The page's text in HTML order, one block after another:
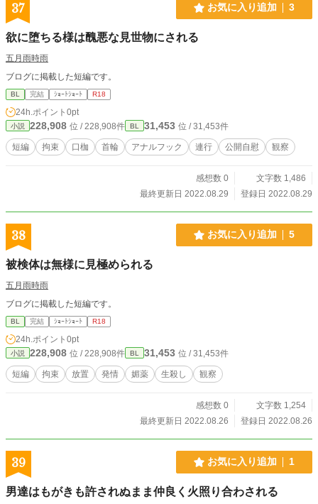
37 お気に入り追加 3
欲に堕ちる様は醜悪な見世物にされる
五月雨時雨
ブログに掲載した短編です。
BL 完結 ｼｮｰﾄｼｮｰﾄ R18
24h.ポイント 0pt
小説 228,908 位 / 228,908件 BL 31,453 位 / 31,453件
短編 拘束 口枷 首輪 アナルフック 連行 公開自慰 観察
感想数 0
文字数 1,486
最終更新日 2022.08.29
登録日 2022.08.29
38 お気に入り追加 5
被検体は無様に見極められる
五月雨時雨
ブログに掲載した短編です。
BL 完結 ｼｮｰﾄｼｮｰﾄ R18
24h.ポイント 0pt
小説 228,908 位 / 228,908件 BL 31,453 位 / 31,453件
短編 拘束 放置 発情 媚薬 生殺し 観察
感想数 0
文字数 1,254
最終更新日 2022.08.26
登録日 2022.08.26
39 お気に入り追加 1
男達はもがきも許されぬまま仲良く火照り合わされる